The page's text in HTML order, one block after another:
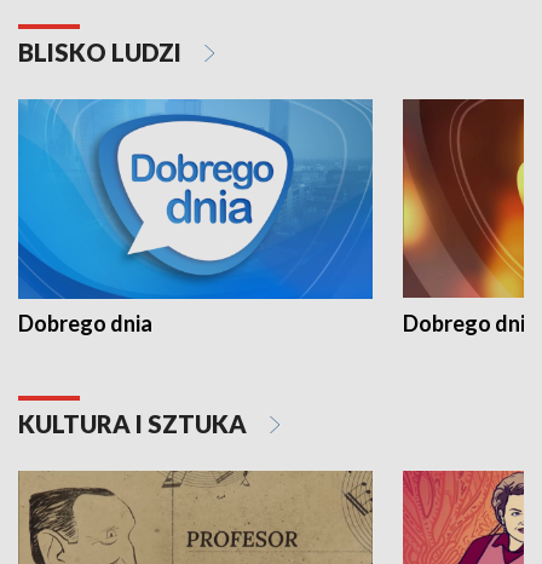
BLISKO LUDZI
Dobrego dnia Dobrego dnia
KULTURA I SZTUKA